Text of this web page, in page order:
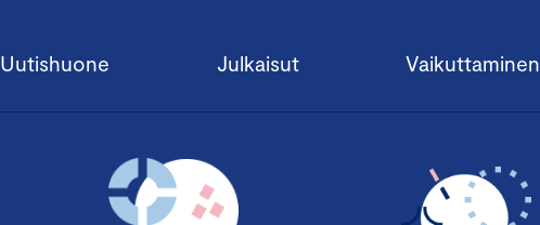
Uutishuone Julkaisut Vaikuttaminen